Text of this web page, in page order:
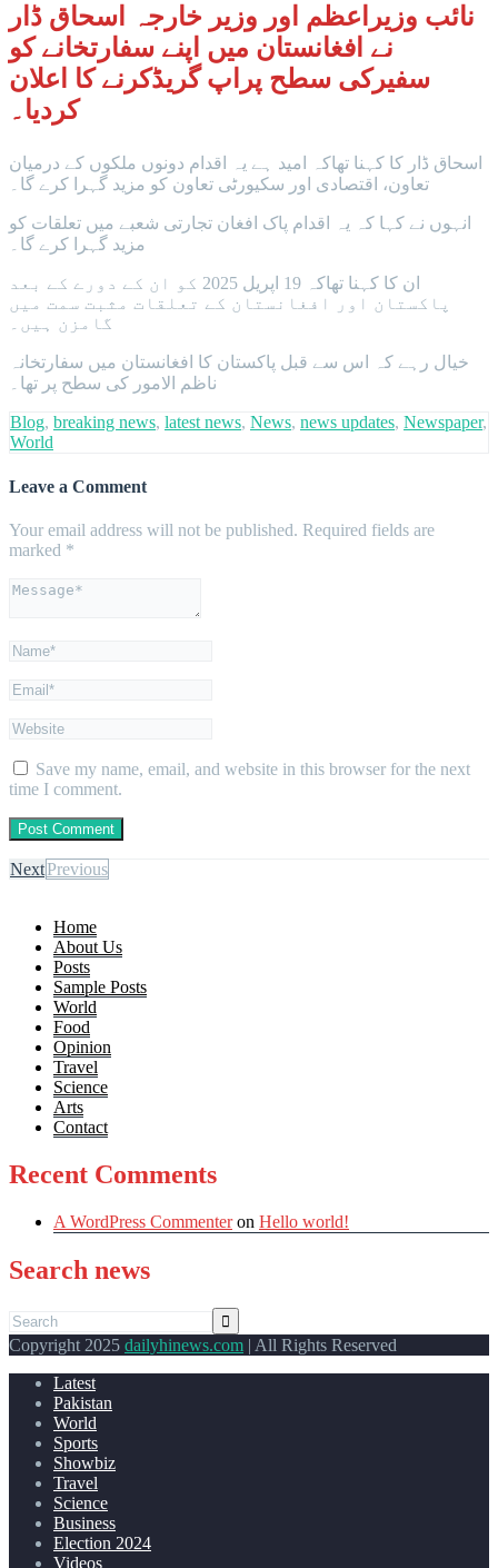
نائب وزیراعظم اور وزیر خارجہ اسحاق ڈار
نے افغانستان میں اپنے سفارتخانے کو
سفیرکی سطح پراپ گریڈکرنے کا اعلان
کردیا۔
اسحاق ڈار کا کہنا تھاکہ امید ہے یہ اقدام دونوں ملکوں کے درمیان
تعاون، اقتصادی اور سکیورٹی تعاون کو مزید گہرا کرے گا۔
انہوں نے کہا کہ یہ اقدام پاک افغان تجارتی شعبے میں تعلقات کو
مزید گہرا کرے گا۔
ان کا کہنا تھاکہ 19 اپریل 2025 کو ان کے دورے کے بعد
پاکستان اور افغانستان کے تعلقات مثبت سمت میں
گامزن ہیں۔
خیال رہے کہ اس سے قبل پاکستان کا افغانستان میں سفارتخانہ
ناظم الامور کی سطح پر تھا۔
Blog, breaking news, latest news, News, news updates, Newspaper,
World
Leave a Comment
Your email address will not be published. Required fields are
marked *
Save my name, email, and website in this browser for the next
time I comment.
NextPrevious
Home
About Us
Posts
Sample Posts
World
Food
Opinion
Travel
Science
Arts
Contact
Recent Comments
A WordPress Commenteron Hello world!
Search news
Copyright 2025 dailyhinews.com | All Rights Reserved
Latest
Pakistan
World
Sports
Showbiz
Travel
Science
Business
Election 2024
Videos